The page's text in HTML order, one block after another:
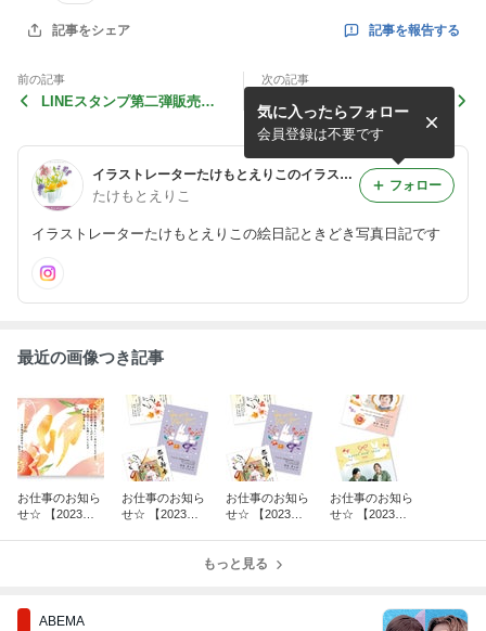
記事をシェア 記事を報告する
前の記事
LINEスタンプ第二弾販売開
次の記事
イラストレーターたけもとえりこのイラストブログ☆
たけもとえりこ
イラストレーターたけもとえりこの絵日記ときどき写真日記です
気に入ったらフォロー
会員登録は不要です
フォロー
最近の画像つき記事
お仕事のお知ら
せ☆ 【2023年
お仕事のお知ら
せ☆ 【2023年
お仕事のお知ら
せ☆ 【2023年
お仕事のお知ら
せ☆ 【2023年
もっと見る
ABEMA